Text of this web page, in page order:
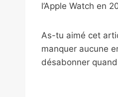
l’Apple Watch en
As-tu aimé cet
manquer aucune
désabonner